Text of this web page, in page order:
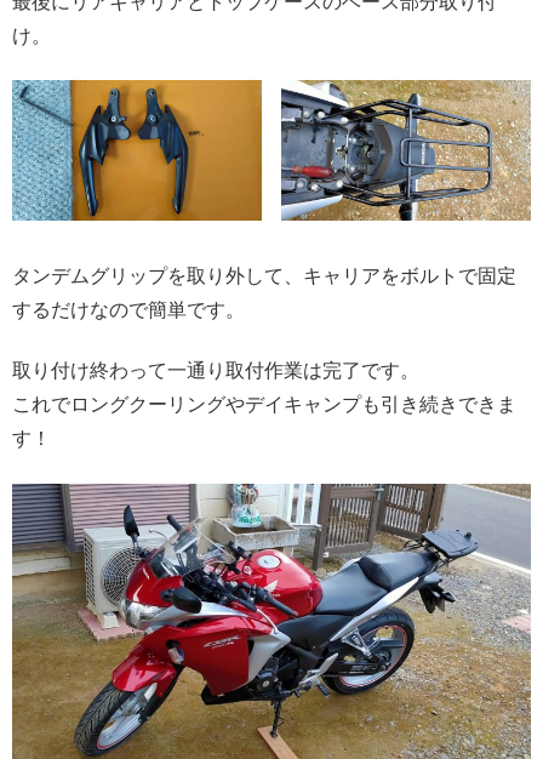
け。
タンデムグリップを取り外して、キャリアをボルトで固定
するだけなので簡単です。
取り付け終わって一通り取付作業は完了です。
これでロングクーリングやデイキャンプも引き続きできま
す！